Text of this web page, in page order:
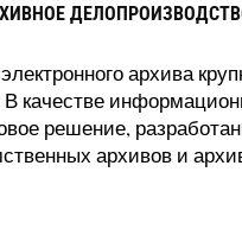
архива
качестве
решение,
архивов и